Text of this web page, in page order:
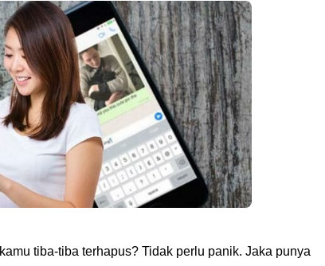
kamu tiba-tiba terhapus? Tidak perlu panik. Jaka punya